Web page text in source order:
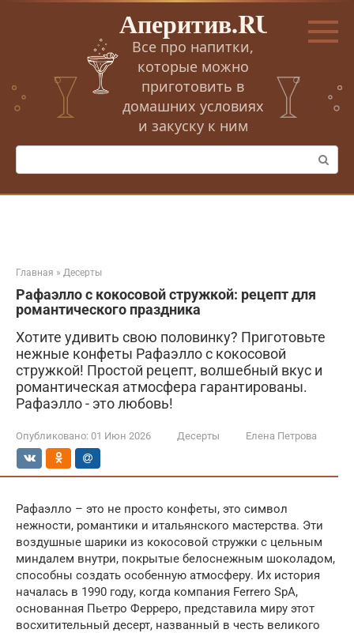
Перейти
Аперитив.RU
Все про напитки,
которые можно
приготовить в
домашних условиях
и закуску к ним
Поиск:
Главная » Десерты
Рафаэлло с кокосовой стружкой: рецепт для
романтического праздника
Хотите удивить свою половинку? Приготовьте
нежные конфеты Рафаэлло с кокосовой
стружкой! Простой рецепт, волшебный вкус и
романтическая атмосфера гарантированы.
Рафаэлло - это любовь!
Опубликовано: 01 Июн 2026 Десерты Елена Петрова
Рафаэлло – это не просто конфеты, это символ
нежности, романтики и итальянского мастерства. Эти
воздушные шарики из кокосовой стружки с цельным
миндалем внутри, покрытые белоснежным шоколадом,
способны создать особенную атмосферу. Их история
началась в 1990 году, когда компания Ferrero SpA,
основанная Пьетро Ферреро, представила миру этот
восхитительный десерт, названный в честь великого